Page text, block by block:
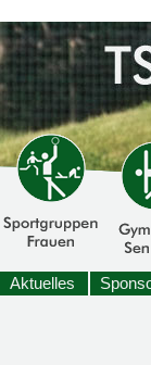
Aktuelles